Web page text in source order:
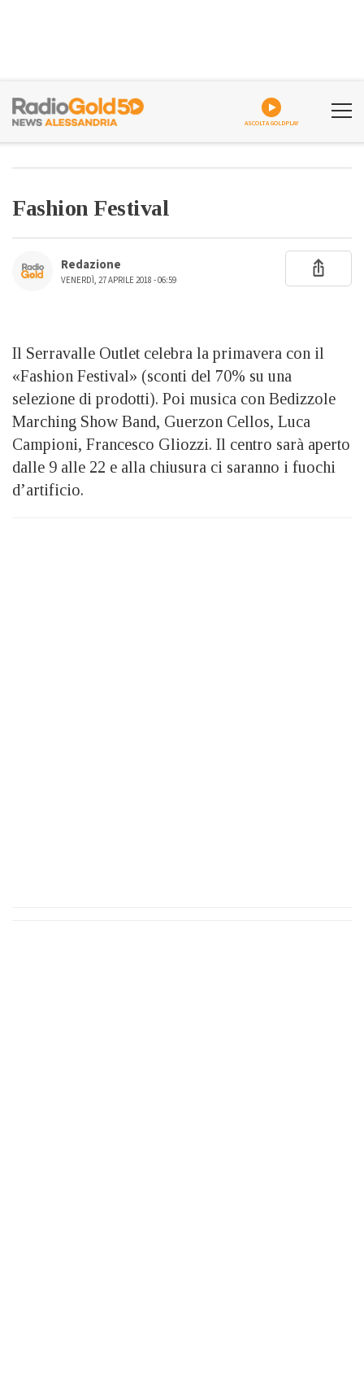
ASCOLTA GOLDPLAY
Fashion Festival
Redazione
VENERDÌ, 27 APRILE 2018 - 06:59
Il Serravalle Outlet celebra la primavera con il
«Fashion Festival» (sconti del 70% su una
selezione di prodotti). Poi musica con Bedizzole
Marching Show Band, Guerzon Cellos, Luca
Campioni, Francesco Gliozzi. Il centro sarà aperto
dalle 9 alle 22 e alla chiusura ci saranno i fuochi
d’artificio.